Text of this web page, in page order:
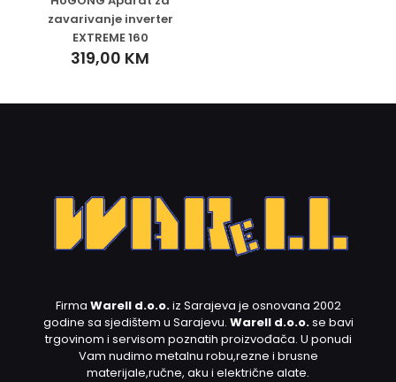
zavarivanje inverter
EXTREME 160
319,00 KM
Firma Warell d.o.o.iz Sarajeva je osnovana 2002
godine sa sjedištem u Sarajevu. Warell d.o.o.se bavi
trgovinom i servisom poznatih proizvođača. U ponudi
Vam nudimo metalnu robu,rezne i brusne
materijale,ručne, aku i električne alate.